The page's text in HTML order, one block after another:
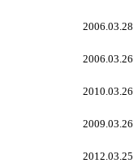
2006.03.28
2006.03.26
2010.03.26
2009.03.26
2012.03.25